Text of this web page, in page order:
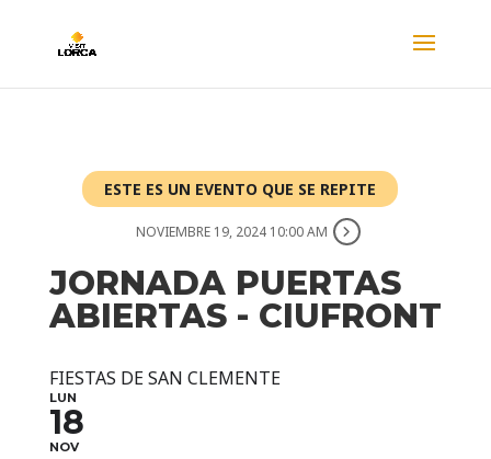
ESTE ES UN EVENTO QUE SE REPITE
NOVIEMBRE 19, 2024 10:00 AM
JORNADA PUERTAS
ABIERTAS - CIUFRONT
FIESTAS DE SAN CLEMENTE
LUN
18
NOV